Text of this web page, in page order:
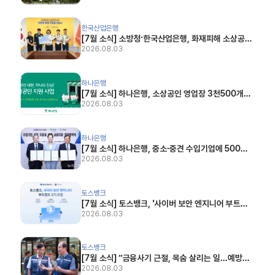
[7월 소식] 소방청·한국산업은행, 화재피해 소상공인에 「따뜻한 동행」 지원금 3천만원
한국산업은행
[7월 소식] 소방청·한국산업은행, 화재피해 소상공인
에 「따뜻한 동행」 지원금 3천만원 전달 (경기매일,
2026.08.03
[7월 소식] 하나은행, 소상공인 영업장 3천500개소 개선...AI 교육·경영 컨설팅도 지원 (
하나은행
[7월 소식] 하나은행, 소상공인 영업장 3천500개소
개선...AI 교육·경영 컨설팅도 지원 (파이낸셜신문, 2
2026.08.03
[7월 소식] 하나은행, 중소·중견 수입기업에 500억 유동성 공급…기보와 협약 (뉴시스,
하나은행
[7월 소식] 하나은행, 중소·중견 수입기업에 500억
유동성 공급…기보와 협약 (뉴시스, 2026.07.20)
2026.08.03
[7월 소식] 토스뱅크, '사이버 보안 엔지니어 부트캠프 2기' 모집 (전자신문, 2026.07.21)
토스뱅크
[7월 소식] 토스뱅크, '사이버 보안 엔지니어 부트캠
프 2기' 모집 (전자신문, 2026.07.21)
2026.08.03
[7월 소식] “금융사기 근절, 목숨 살리는 일…예방교육 중요” (헤럴드경제, 2026.07.03)
토스뱅크
[7월 소식] “금융사기 근절, 목숨 살리는 일…예방교
육 중요” (헤럴드경제, 2026.07.03)
2026.08.03